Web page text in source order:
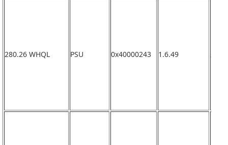
280.26 WHQL PSU 0x40000243 1.6.49 未確